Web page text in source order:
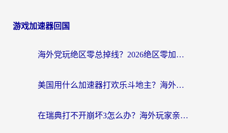
游戏加速器回国
海外党玩绝区零总掉线？2026绝区零加速器推荐+跨平台国服游戏加速攻略
美国用什么加速器打欢乐斗地主？海外党亲测有效的国服游戏加速指南
在瑞典打不开崩坏3怎么办？海外玩家亲测有效的国服游戏加速指南